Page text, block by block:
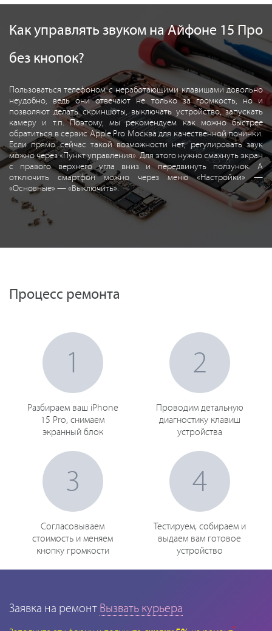
Как управлять звуком на Айфоне 15 Про
без кнопок?
Пользоваться телефоном с неработающими клавишами довольно
неудобно, ведь они отвечают не только за громкость, но и
позволяют делать скриншоты, выключать устройство, запускать
камеру и т.п. Поэтому, мы рекомендуем как можно быстрее
обратиться в сервис Apple Pro Москва для качественной починки.
Если прямо сейчас такой возможности нет, регулировать звук
можно через «Пункт управления». Для этого нужно смахнуть экран
с правого верхнего угла вниз и передвинуть ползунок. А
отключить смартфон можно через меню «Настройки» —
«Основные» — «Выключить».
Процесс ремонта
1
Разбираем ваш iPhone
15 Pro, снимаем
экранный блок
2
Проводим детальную
диагностику клавиш
устройства
3
Согласовываем
стоимость и меняем
кнопку громкости
4
Тестируем, собираем и
выдаем вам готовое
устройство
Заявка на ремонт Вызвать курьера